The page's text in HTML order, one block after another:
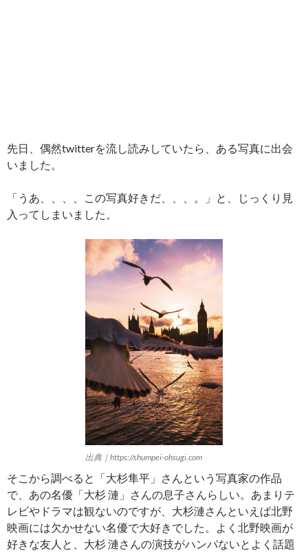
先日、偶然twitterを流し読みしていたら、ある写真に出会
いました。
「うあ、、、、この写真好きだ、、、。」と、じっくり見
入ってしまいました。
出典｜https://shumpei-ohsugi.com
そこから調べると「大杉隼平」さんという写真家の作品
で、あの名優「大杉 漣」さんの息子さんらしい。あまりテ
レビやドラマは観ないのですが、大杉漣さんといえば北野
映画には欠かせない名優で大好きでした。よく北野映画が
好きな友人と、大杉 漣さんの演技がハンパないとよく話題